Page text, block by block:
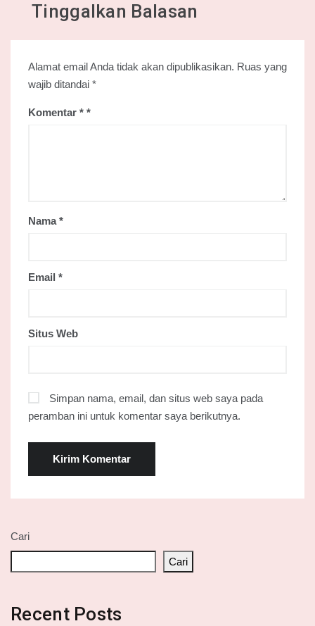
Tinggalkan Balasan
Alamat email Anda tidak akan dipublikasikan. Ruas yang
wajib ditandai *
Komentar *
Nama*
Email *
Situs Web
Simpan nama, email, dan situs web saya pada
peramban ini untuk komentar saya berikutnya.
Cari
Cari
Recent Posts